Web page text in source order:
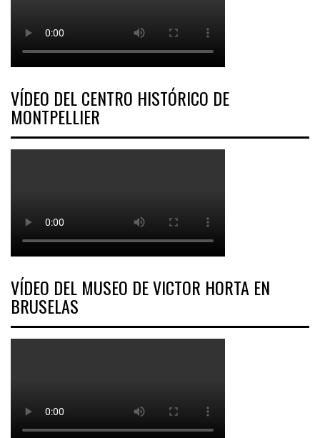
VÍDEO DEL CENTRO HISTÓRICO DE
MONTPELLIER
VÍDEO DEL MUSEO DE VICTOR HORTA EN
BRUSELAS